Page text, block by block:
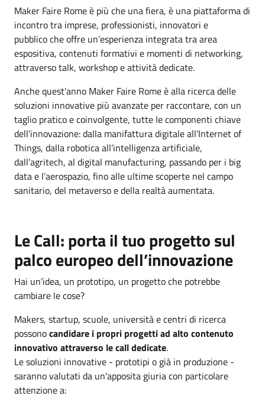
Maker Faire Rome è più che una fiera, è una piattaforma di
incontro tra imprese, professionisti, innovatori e
pubblico che offre un’esperienza integrata tra area
espositiva, contenuti formativi e momenti di networking,
attraverso talk, workshop e attività dedicate.
Anche quest'anno Maker Faire Rome è alla ricerca delle
soluzioni innovative più avanzate per raccontare, con un
taglio pratico e coinvolgente, tutte le componenti chiave
dell’innovazione: dalla manifattura digitale all’Internet of
Things, dalla robotica all’intelligenza artificiale,
dall’agritech, al digital manufacturing, passando per i big
data e l’aerospazio, fino alle ultime scoperte nel campo
sanitario, del metaverso e della realtà aumentata.
Le Call: porta il tuo progetto sul
palco europeo dell’innovazione
Hai un’idea, un prototipo, un progetto che potrebbe
cambiare le cose?
Makers, startup, scuole, università e centri di ricerca
possonocandidare i propri progetti ad alto contenuto
innovativo attraverso le call dedicate.
Le soluzioni innovative - prototipi o già in produzione -
saranno valutati da un'apposita giuria con particolare
attenzione a: